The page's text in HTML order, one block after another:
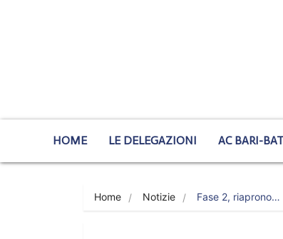
HOME LE DELEGAZIONI AC BARI-BAT
Home Notizie Fase 2, riaprono…